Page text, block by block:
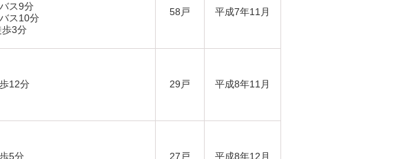
ス9分
ス10分
歩3分
58戸 平成7年11月
12分 29戸 平成8年11月
5分 27戸 平成8年12月